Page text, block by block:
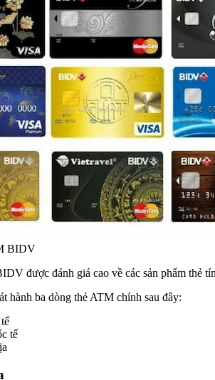
BIDV
được đánh giá cao về các sản phẩm thẻ
hành ba dòng thẻ ATM chính sau đây:
tế